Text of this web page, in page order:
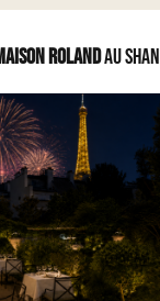
Rolandau